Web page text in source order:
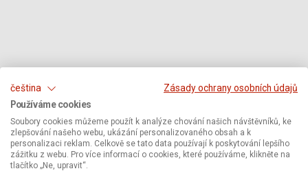
čeština
Zásady ochrany osobních údajů
Používáme cookies
Soubory cookies můžeme použít k analýze chování našich návštěvníků, ke
zlepšování našeho webu, ukázání personalizovaného obsah a k
personalizaci reklam. Celkově se tato data používají k poskytování lepšího
zážitku z webu. Pro více informací o cookies, které používáme, klikněte na
tlačítko „Ne, upravit“.